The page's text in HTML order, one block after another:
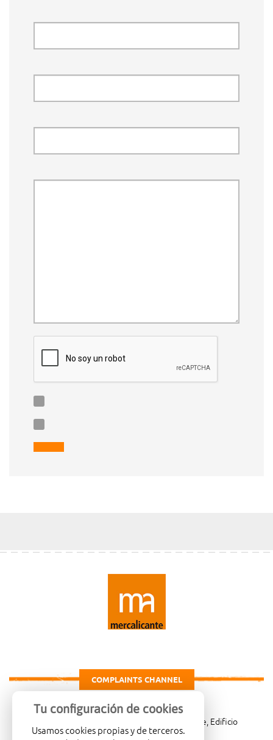
COMPLAINTS CHANNEL
Carretera de Madrid Km. 4, 03007 Alicante, Edificio
Administrativo, planta 3ª
Tu configuración de cookies
Usamos cookies propias y de terceros.